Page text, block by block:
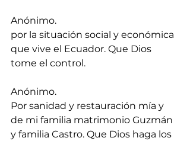
Anónimo.
por la situación social y económica
que vive el Ecuador. Que Dios
tome el control.
Anónimo.
Por sanidad y restauración mía y
de mi familia matrimonio Guzmán
y familia Castro. Que Dios haga los